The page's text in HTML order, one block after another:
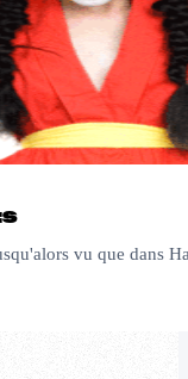
vu que dans